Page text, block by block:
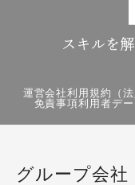
運営会社利用規約（
免責事項利用者デ
グループ会社